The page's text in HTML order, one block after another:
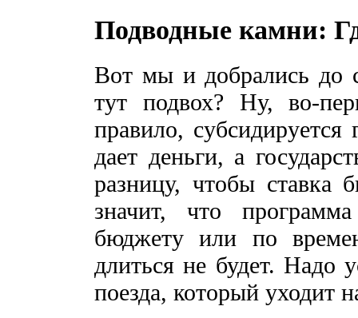
Подводные камни:
Вот мы и добрались до
тут подвох? Ну, во-
правило, субсидируется
дает деньги, а
разницу, чтобы ставка
значит, что
бюджету или по
длиться не будет. Надо
поезда, который уходит